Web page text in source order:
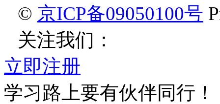
© 京ICP备09050100号
关注我们：
立即注册
学习路上要有伙伴同行！